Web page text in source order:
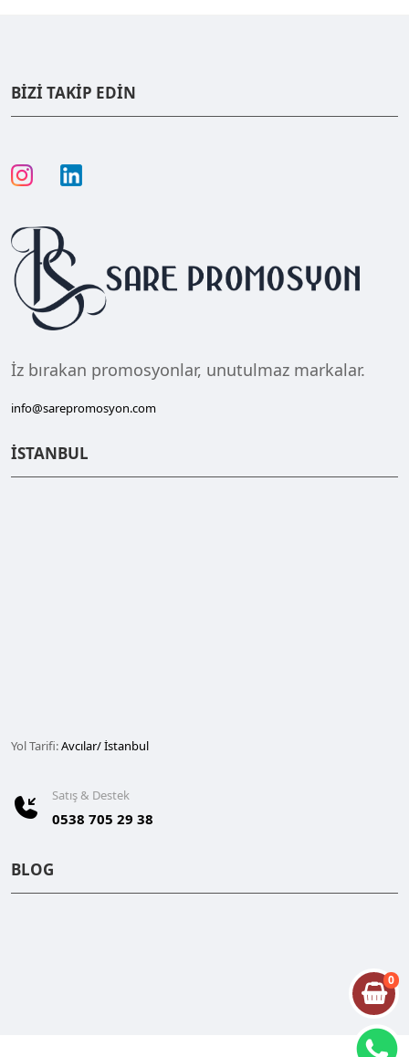
0
BİZİ TAKİP EDİN
İz bırakan promosyonlar, unutulmaz markalar.
info@sarepromosyon.com
İSTANBUL
Yol Tarifi:Avcılar/ İstanbul
Satış & Destek
0538 705 29 38
BLOG